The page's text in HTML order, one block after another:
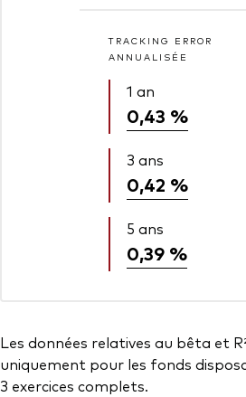
TRACKING ERROR
ANNUALISÉE
1 an
0,43 %
3 ans
0,42 %
5 ans
0,39 %
Les données relatives au bêta et
uniquement pour les fonds
3 exercices complets.